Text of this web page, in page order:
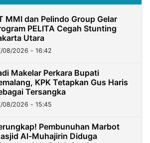
MMI dan Pelindo Group Gelar
PELITA Cegah Stunting
Utara
08/2026 - 16:42
Makelar Perkara Bupati
KPK Tetapkan Gus Haris
Tersangka
08/2026 - 15:45
Pembunuhan Marbot
Al-Muhajirin Diduga